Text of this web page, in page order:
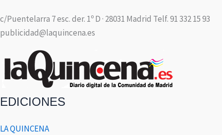
c/Puentelarra 7 esc. der. 1º D · 28031 Madrid Telf. 91 332 15 93
publicidad@laquincena.es
EDICIONES
LA QUINCENA